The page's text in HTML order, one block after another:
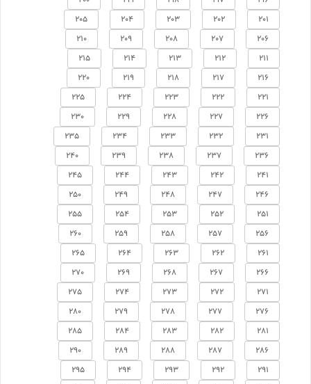
201
202
203
204
205
206
207
208
209
210
211
212
213
214
215
216
217
218
219
220
221
222
223
224
225
226
227
228
229
230
231
232
233
234
235
236
237
238
239
240
241
242
243
244
245
246
247
248
249
250
251
252
253
254
255
256
257
258
259
260
261
262
263
264
265
266
267
268
269
270
271
272
273
274
275
276
277
278
279
280
281
282
283
284
285
286
287
288
289
290
291
292
293
294
295